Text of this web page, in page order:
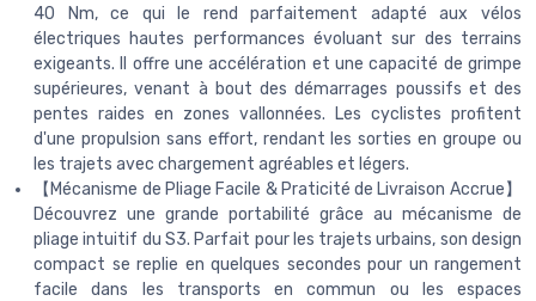
40 Nm, ce qui le rend parfaitement adapté aux vélos
électriques hautes performances évoluant sur des terrains
exigeants. Il offre une accélération et une capacité de grimpe
supérieures, venant à bout des démarrages poussifs et des
pentes raides en zones vallonnées. Les cyclistes profitent
d'une propulsion sans effort, rendant les sorties en groupe ou
les trajets avec chargement agréables et légers.
【Mécanisme de Pliage Facile & Praticité de Livraison Accrue】
Découvrez une grande portabilité grâce au mécanisme de
pliage intuitif du S3. Parfait pour les trajets urbains, son design
compact se replie en quelques secondes pour un rangement
facile dans les transports en commun ou les espaces